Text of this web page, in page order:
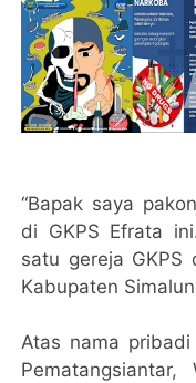
“Bapak saya
di GKPS Efrata
satu gereja GKPS
Kabupaten
Atas nama
Pematangsiantar,